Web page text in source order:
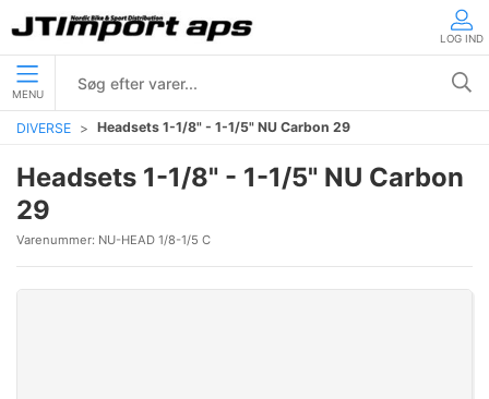
LOG IND
MENU
DIVERSE Headsets 1-1/8" - 1-1/5" NU Carbon 29
Headsets 1-1/8" - 1-1/5" NU Carbon
29
Varenummer: NU-HEAD 1/8-1/5 C